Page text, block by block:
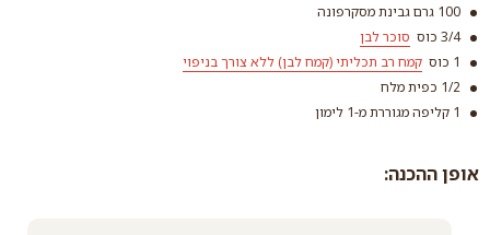
100 גרם גבינת מסקרפונה
3/4 כוס
סוכר לבן
1 כוס קמח רב תכליתי (קמח לבן) ללא צורך בניפוי
1/2 כפית מלח
1 קליפה מגוררת מ-1 לימון
אופן ההכנה: